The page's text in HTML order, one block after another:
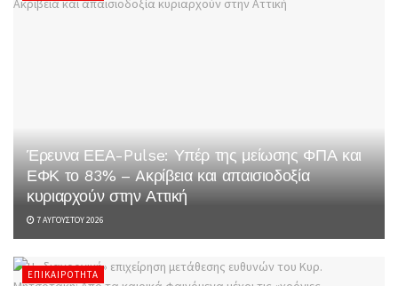
Έρευνα ΕΕΑ-Pulse: Υπέρ της μείωσης ΦΠΑ και
ΕΦΚ το 83% – Aκρίβεια και απαισιοδοξία
κυριαρχούν στην Αττική
7 ΑΥΓΟΎΣΤΟΥ 2026
ΕΠΙΚΑΙΡΌΤΗΤΑ